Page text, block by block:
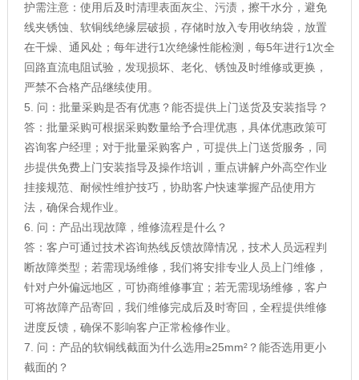
护需注意：使用后及时清理表面灰尘、污渍，擦干水分，避免
线夹锈蚀、软铜线绝缘层破损，存储时放入专用收纳袋，放置
在干燥、通风处；每年进行1次绝缘性能检测，每5年进行1次全
回路直流电阻试验，发现损坏、老化、锈蚀及时维修或更换，
严禁不合格产品继续使用。
5. 问：批量采购是否有优惠？能否提供上门送货及安装指导？
答：批量采购可根据采购数量给予合理优惠，具体优惠政策可
咨询客户经理；对于批量采购客户，可提供上门送货服务，同
步提供免费上门安装指导及操作培训，重点讲解户外高空作业
挂接规范、耐候性维护技巧，协助客户快速掌握产品使用方
法，确保合规作业。
6. 问：产品出现故障，维修流程是什么？
答：客户可通过技术咨询热线反馈故障情况，技术人员远程判
断故障类型；若需现场维修，我们将安排专业人员上门维修，
针对户外偏远地区，可协商维修事宜；若无需现场维修，客户
可将故障产品寄回，我们维修完成后及时寄回，全程提供维修
进度反馈，确保不影响客户正常检修作业。
7. 问：产品的软铜线截面为什么选用≥25mm²？能否选用更小
截面的？